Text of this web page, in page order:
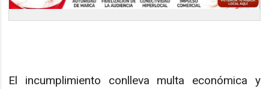
El incumplimiento conlleva multa económica y